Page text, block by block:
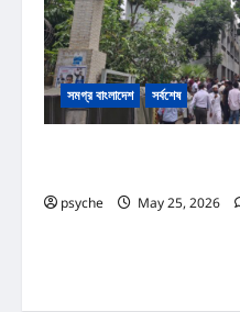
সমগ্র বাংলাদেশ সর্বশেষ
psyche
May 25, 2026